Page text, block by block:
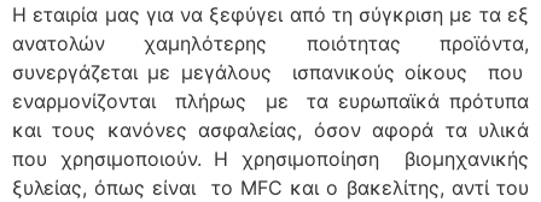
Η εταιρία μας για να ξεφύγει από τη σύγκριση με τα εξ
ανατολών χαμηλότερης ποιότητας προϊόντα,
συνεργάζεται με μεγάλους ισπανικούς οίκους που
εναρμονίζονται πλήρως με τα ευρωπαϊκά πρότυπα
και τους κανόνες ασφαλείας, όσον αφορά τα υλικά
που χρησιμοποιούν. Η χρησιμοποίηση βιομηχανικής
ξυλείας, όπως είναι το MFC και ο βακελίτης, αντί του